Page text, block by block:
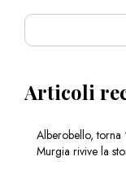
Articoli
Alberobello, torna
Murgia rivive la